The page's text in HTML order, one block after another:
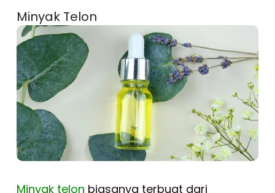
Minyak Telon
Minyak telon biasanya terbuat dari